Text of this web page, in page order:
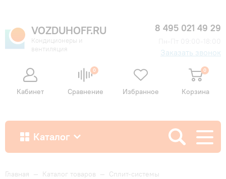
VOZDUHOFF.RU
Кондиционеры и
вентиляция
8 495 021 49 29
Заказать звонок
Кабинет
0
Сравнение Избранное
0
Корзина
Каталог
Как купить
Главная — Каталог товаров — Сплит-системы